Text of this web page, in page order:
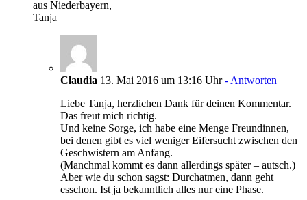
aus Niederbayern,
Tanja
Claudia 13. Mai 2016 um 13:16 Uhr- Antworten
Liebe Tanja, herzlichen Dank für deinen Kommentar.
Das freut mich richtig.
Und keine Sorge, ich habe eine Menge Freundinnen,
bei denen gibt es viel weniger Eifersucht zwischen den
Geschwistern am Anfang.
(Manchmal kommt es dann allerdings später – autsch.)
Aber wie du schon sagst: Durchatmen, dann geht
esschon. Ist ja bekanntlich alles nur eine Phase.